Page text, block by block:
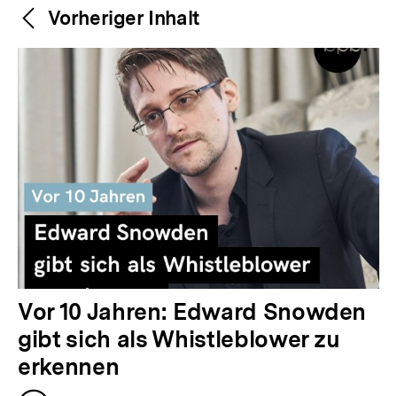
Weitere
Inhalte
Content-
Navigation
Vorheriger Inhalt
V
o
r
Vor 10 Jahren: Edward Snowden
gibt sich als Whistleblower zu
erkennen